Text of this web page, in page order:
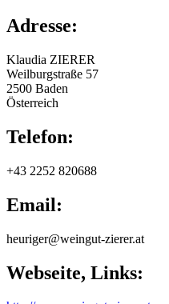
Adresse:
Klaudia ZIERER
Weilburgstraße 57
2500 Baden
Österreich
Telefon:
+43 2252 820688
Email:
heuriger@weingut-zierer.at
Webseite, Links: